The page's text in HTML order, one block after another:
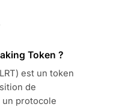
Token ?
est un token
de
un protocole